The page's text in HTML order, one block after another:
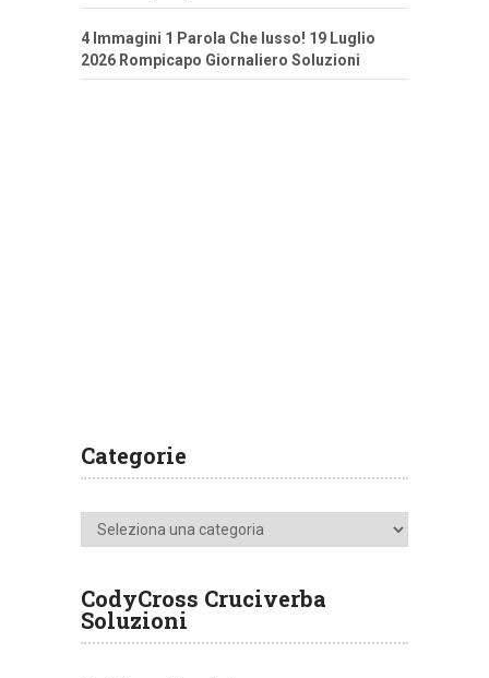
4 Immagini 1 Parola Che lusso! 19 Luglio
2026 Rompicapo Giornaliero Soluzioni
Categorie
Categorie
CodyCross Cruciverba
Soluzioni